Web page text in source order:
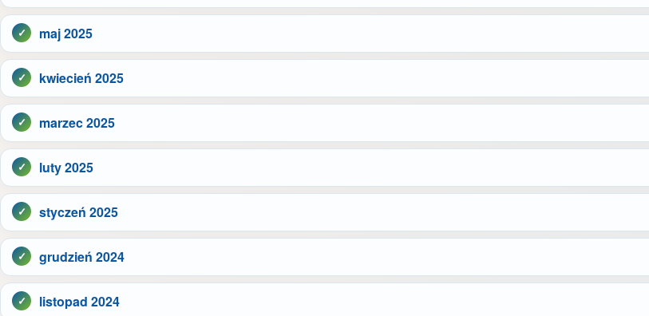
maj 2025
kwiecień 2025
marzec 2025
luty 2025
styczeń 2025
grudzień 2024
listopad 2024